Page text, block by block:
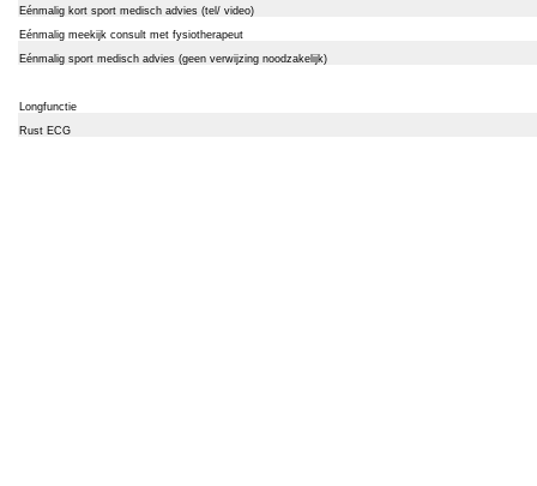
Eénmalig kort sport medisch advies (tel/ video)
Eénmalig meekijk consult met fysiotherapeut
Eénmalig sport medisch advies (geen verwijzing noodzakelijk)
Longfunctie
Rust ECG